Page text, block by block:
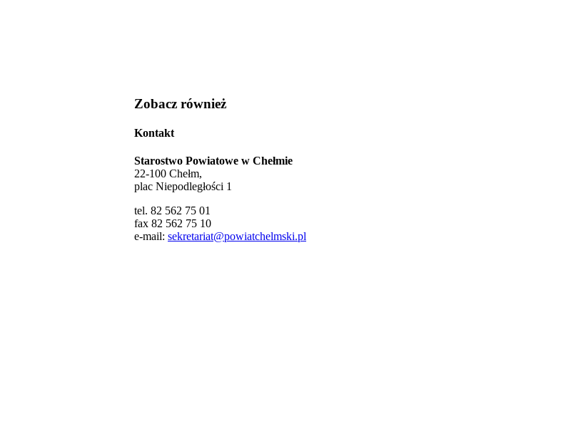
Zobacz również
Kontakt
Starostwo Powiatowe w Chełmie
22-100 Chełm,
plac Niepodległości 1
tel. 82 562 75 01
fax 82 562 75 10
e-mail: sekretariat@powiatchelmski.pl